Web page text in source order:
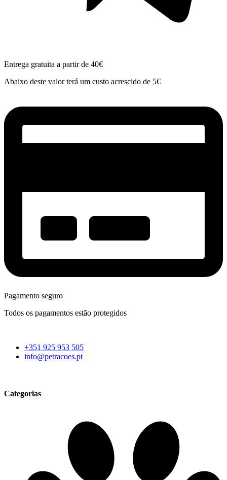
Entrega gratuita a partir de 40€
Abaixo deste valor terá um custo acrescido de 5€
Pagamento seguro
Todos os pagamentos estão protegidos
+351 925 953 505
info@petracoes.pt
Categorias